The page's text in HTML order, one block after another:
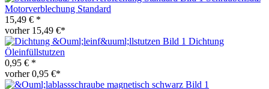
Motorverblechung Standard
15,49 € *
vorher 15,49 €*
Dichtung
Öleinfüllstutzen
0,95 € *
vorher 0,95 €*